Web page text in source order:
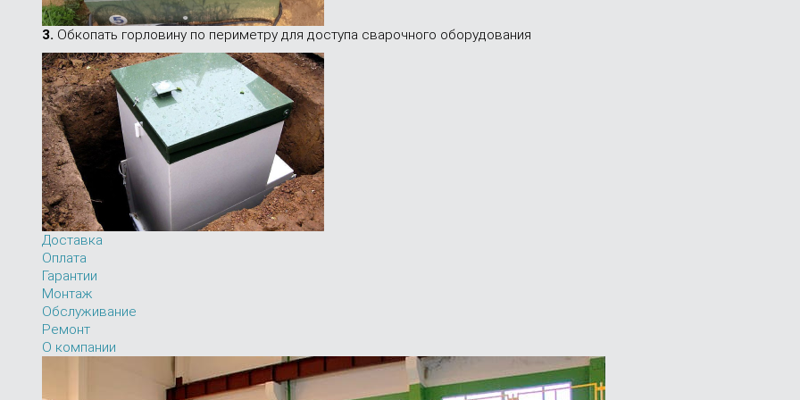
3. Обкопать горловину по периметру для доступа сварочного оборудования
Доставка
Оплата
Гарантии
Монтаж
Обслуживание
Ремонт
О компании